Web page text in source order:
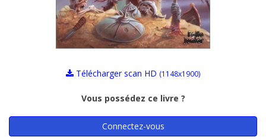
Télécharger scan HD (1148x1900)
Vous possédez ce livre ?
Connectez-vous